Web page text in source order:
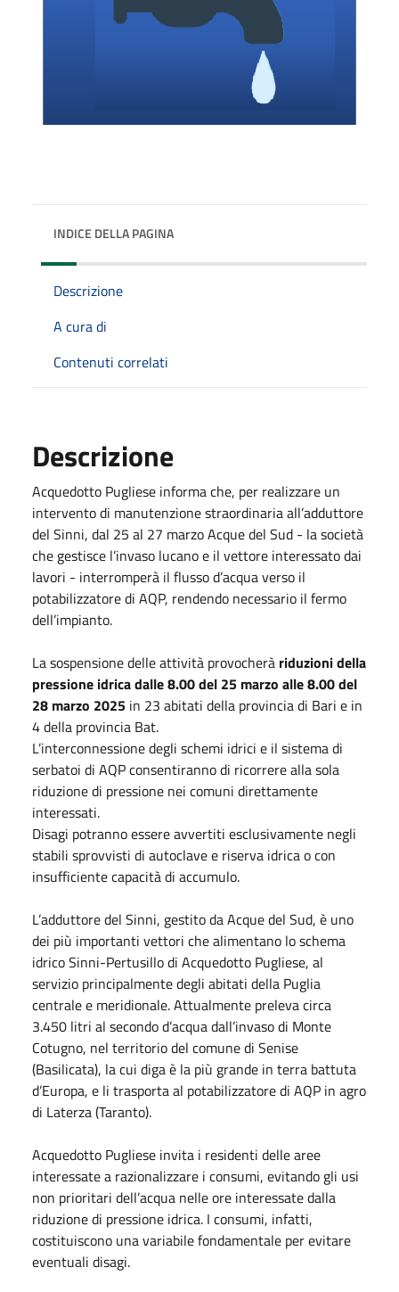
INDICE DELLA PAGINA
Descrizione
A cura di
Contenuti correlati
Descrizione
Acquedotto Pugliese informa che, per realizzare un
intervento di manutenzione straordinaria all’adduttore
del Sinni, dal 25 al 27 marzo Acque del Sud - la società
che gestisce l’invaso lucano e il vettore interessato dai
lavori - interromperà il flusso d’acqua verso il
potabilizzatore di AQP, rendendo necessario il fermo
dell’impianto.
La sospensione delle attività provocherà riduzioni della
pressione idrica dalle 8.00 del 25 marzo alle 8.00 del
28 marzo 2025 in 23 abitati della provincia di Bari e in
4 della provincia Bat.
L’interconnessione degli schemi idrici e il sistema di
serbatoi di AQP consentiranno di ricorrere alla sola
riduzione di pressione nei comuni direttamente
interessati.
Disagi potranno essere avvertiti esclusivamente negli
stabili sprovvisti di autoclave e riserva idrica o con
insufficiente capacità di accumulo.
L’adduttore del Sinni, gestito da Acque del Sud, è uno
dei più importanti vettori che alimentano lo schema
idrico Sinni-Pertusillo di Acquedotto Pugliese, al
servizio principalmente degli abitati della Puglia
centrale e meridionale. Attualmente preleva circa
3.450 litri al secondo d’acqua dall’invaso di Monte
Cotugno, nel territorio del comune di Senise
(Basilicata), la cui diga è la più grande in terra battuta
d’Europa, e li trasporta al potabilizzatore di AQP in agro
di Laterza (Taranto).
Acquedotto Pugliese invita i residenti delle aree
interessate a razionalizzare i consumi, evitando gli usi
non prioritari dell’acqua nelle ore interessate dalla
riduzione di pressione idrica. I consumi, infatti,
costituiscono una variabile fondamentale per evitare
eventuali disagi.